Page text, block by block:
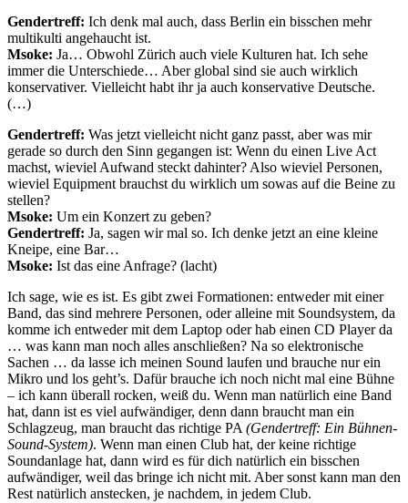
Gendertreff: Ich denk mal auch, dass Berlin ein bisschen mehr
multikulti angehaucht ist.
Msoke: Ja… Obwohl Zürich auch viele Kulturen hat. Ich sehe
immer die Unterschiede… Aber global sind sie auch wirklich
konservativer. Vielleicht habt ihr ja auch konservative Deutsche.
(…)
Gendertreff: Was jetzt vielleicht nicht ganz passt, aber was mir
gerade so durch den Sinn gegangen ist: Wenn du einen Live Act
machst, wieviel Aufwand steckt dahinter? Also wieviel Personen,
wieviel Equipment brauchst du wirklich um sowas auf die Beine zu
stellen?
Msoke: Um ein Konzert zu geben?
Gendertreff: Ja, sagen wir mal so. Ich denke jetzt an eine kleine
Kneipe, eine Bar…
Msoke: Ist das eine Anfrage? (lacht)
Ich sage, wie es ist. Es gibt zwei Formationen: entweder mit einer
Band, das sind mehrere Personen, oder alleine mit Soundsystem, da
komme ich entweder mit dem Laptop oder hab einen CD Player da
… was kann man noch alles anschließen? Na so elektronische
Sachen … da lasse ich meinen Sound laufen und brauche nur ein
Mikro und los geht’s. Dafür brauche ich noch nicht mal eine Bühne
– ich kann überall rocken, weiß du. Wenn man natürlich eine Band
hat, dann ist es viel aufwändiger, denn dann braucht man ein
Schlagzeug, man braucht das richtige PA (Gendertreff: Ein Bühnen-
Sound-System). Wenn man einen Club hat, der keine richtige
Soundanlage hat, dann wird es für dich natürlich ein bisschen
aufwändiger, weil das bringe ich nicht mit. Aber sonst kann man den
Rest natürlich anstecken, je nachdem, in jedem Club.